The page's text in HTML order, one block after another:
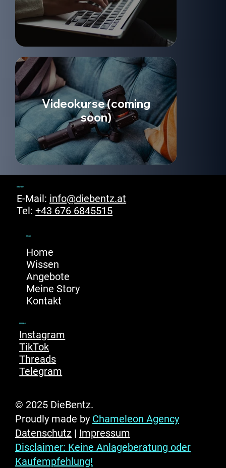
Videokurse (coming
soon)
Home
Wissen
Angebote
Meine Story
Kontakt
E-Mail: info@diebentz.at
Tel:+43 676 6845515
Instagram
TikTok
Threads
Telegram
© 2025 DieBentz.
Proudly made by Chameleon Agency
Datenschutz | Impressum
Disclaimer: Keine Anlageberatung oder
Kaufempfehlung!